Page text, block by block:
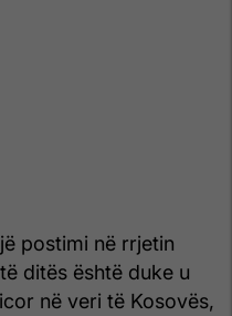
postimi në rrjetin
ditës është duke u
në veri të Kosovës,